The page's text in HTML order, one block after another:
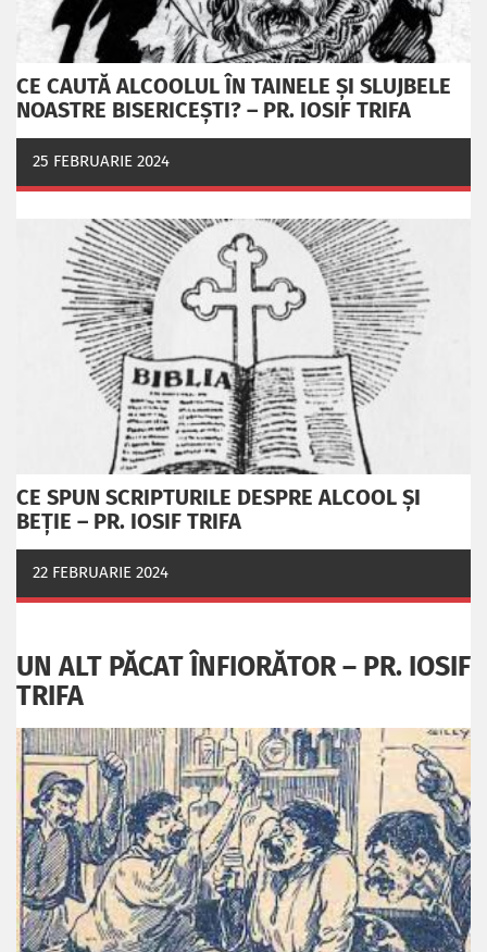
CE CAUTĂ ALCOOLUL ÎN TAINELE ŞI SLUJBELE
NOASTRE BISERICEŞTI? – PR. IOSIF TRIFA
25 FEBRUARIE 2024
CE SPUN SCRIPTURILE DESPRE ALCOOL ȘI
BEȚIE – PR. IOSIF TRIFA
22 FEBRUARIE 2024
UN ALT PĂCAT ÎNFIORĂTOR – PR. IOSIF
TRIFA